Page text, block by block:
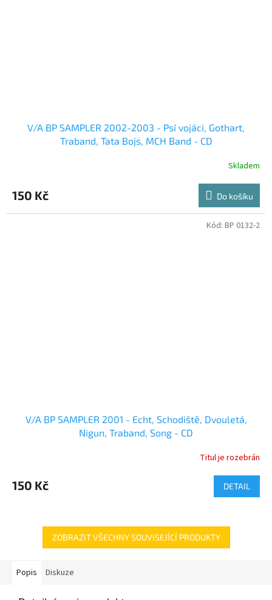
V/A BP SAMPLER 2002-2003 - Psí vojáci, Gothart,
Traband, Tata Bojs, MCH Band - CD
Skladem
150 Kč Do košíku
V/A BP SAMPLER 2001 - Echt, Schodiště, Dvouletá,
Nigun, Traband, Song - CD
Titul je rozebrán
150 Kč DETAIL
Kód: BP 0132-2
ZOBRAZIT VŠECHNY SOUVISEJÍCÍ PRODUKTY
Popis Diskuze